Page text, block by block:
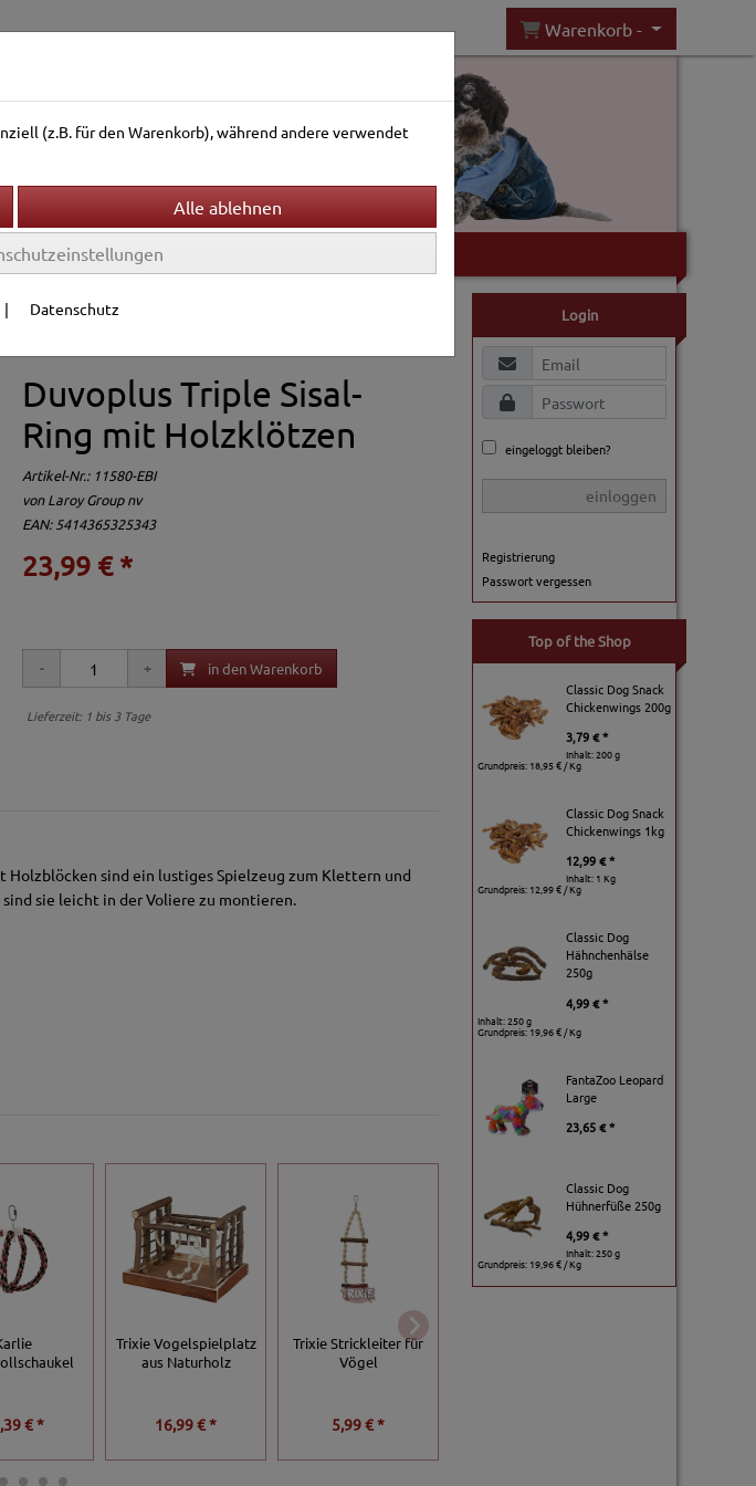
Warenkorb -
Terrarienwelt
Duvoplus Triple Sisal-
Ring mit Holzklötzen
Artikel-Nr.: 11580-EBI
vonLaroy Group nv
EAN: 5414365325343
23,99 € *
in den Warenkorb
Lieferzeit: 1 bis 3 Tage
Holzblöcken sind ein lustiges Spielzeug zum Klettern und
sind sie leicht in der Voliere zu montieren.
€ *
Trixie Vogelspielplatz
aus Naturholz
16,99 € *
Trixie Strickleiter für
Vögel
5,99 € *
Login
eingeloggt bleiben?
einloggen
Registrierung
Passwort vergessen
Top of the Shop
Classic Dog Snack
Chickenwings 200g
3,79 € *
Inhalt: 200 g
Grundpreis: 18,95 € / Kg
Classic Dog Snack
Chickenwings 1kg
12,99 € *
Inhalt: 1 Kg
Grundpreis: 12,99 € / Kg
Classic Dog
Hähnchenhälse
250g
4,99 € *
Inhalt: 250 g
Grundpreis:19,96 € / Kg
FantaZoo Leopard
Large
23,65 € *
Classic Dog
Hühnerfüße 250g
4,99 € *
Inhalt: 250 g
Grundpreis: 19,96 € / Kg
(z.B. für den Warenkorb), während andere verwendet
| Datenschutz